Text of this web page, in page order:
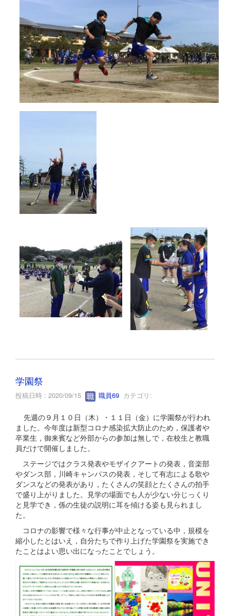
学園祭
投稿日時 : 2020/09/15 職員69 カテゴリ:
先週の９月１０日（木）・１１日（金）に学園祭が行われ
ました。今年度は新型コロナ感染拡大防止のため，保護者や
卒業生，御来賓など外部からの参加は無しで，在校生と教職
員だけで開催しました。
ステージではクラス発表やモザイクアートの発表，音楽部
やダンス部，川崎キャンパスの発表，そして有志による歌や
ダンスなどの発表があり，たくさんの笑顔とたくさんの拍手
で盛り上がりました。見学の場面でも人が少ない分じっくり
と見学でき，係の生徒の説明に耳を傾ける姿も見られまし
た。
コロナの影響で様々な行事が中止となっている中，規模を
縮小したとはいえ，自分たちで作り上げた学園祭を実施でき
たことはよい思い出になったことでしょう。